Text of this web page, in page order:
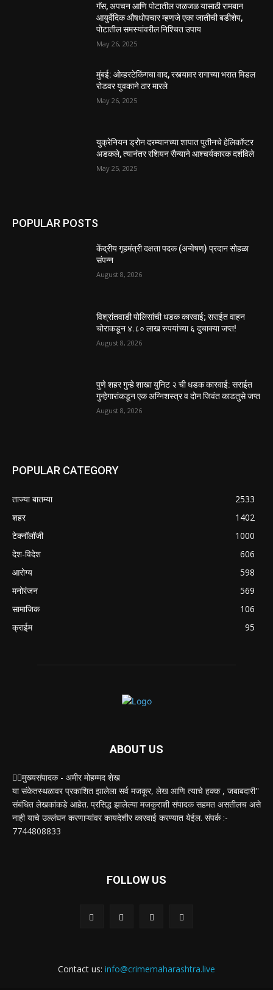
गॅस, अपचन आणि पोटातील जळजळ यासाठी रामबान
आयुर्वेदिक औषधोपचार म्हणजे एका जातीची बडीशेप,
पोटातील समस्यांवरील निश्चित उपाय
May 26, 2025
मुंबई: ओव्हरटेकिंगचा वाद, रस्त्यावर रागाच्या भरात मिडल
रोडवर युवकाने ठार मारले
May 26, 2025
युक्रेनियन ड्रोन दरम्यानच्या शापात पुतीनचे हेलिकॉप्टर
अडकले, त्यानंतर रशियन सैन्याने आश्चर्यकारक दर्शविले
May 25, 2025
POPULAR POSTS
केंद्रीय गृहमंत्री दक्षता पदक (अन्वेषण) प्रदान सोहळा
संपन्न
August 8, 2026
विश्रांतवाडी पोलिसांची धडक कारवाई; सराईत वाहन
चोराकडून ४.८० लाख रुपयांच्या ६ दुचाक्या जप्त!
August 8, 2026
पुणे शहर गुन्हे शाखा युनिट २ ची धडक कारवाई: सराईत
गुन्हेगारांकडून एक अग्निशस्त्र व दोन जिवंत काडतुसे जप्त
August 8, 2026
POPULAR CATEGORY
ताज्या बातम्या
2533
शहर
1402
टेक्नॉलॉजी
1000
देश-विदेश
606
आरोग्य
598
मनोरंजन
569
सामाजिक
106
क्राईम
95
ABOUT US
✍🏻मुख्यसंपादक - अमीर मोहम्मद शेख
या संकेतस्थळावर प्रकाशित झालेला सर्व मजकूर, लेख आणि त्याचे हक्क , जबाबदारी''
संबंधित लेखकांकडे आहेत. प्रसिद्ध झालेल्या मजकुराशी संपादक सहमत असतीलच असे
नाही याचे उल्लंघन करणाऱ्यांवर कायदेशीर कारवाई करण्यात येईल. संपर्क :-
7744808833
FOLLOW US
Contact us: info@crimemaharashtra.live